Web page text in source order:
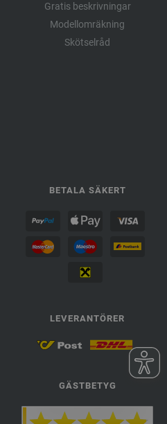
Gratis beskrivningar
Modellomräkning
Skötselråd
BETALA SÄKERT
LEVERANTÖRER
GÄSTBETYG